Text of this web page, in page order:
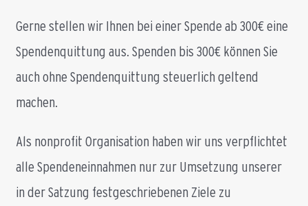
Gerne stellen wir Ihnen bei einer Spende ab 300€ eine
Spendenquittung aus. Spenden bis 300€ können Sie
auch ohne Spendenquittung steuerlich geltend
machen.
Als nonprofit Organisation haben wir uns verpflichtet
alle Spendeneinnahmen nur zur Umsetzung unserer
in der Satzung festgeschriebenen Ziele zu